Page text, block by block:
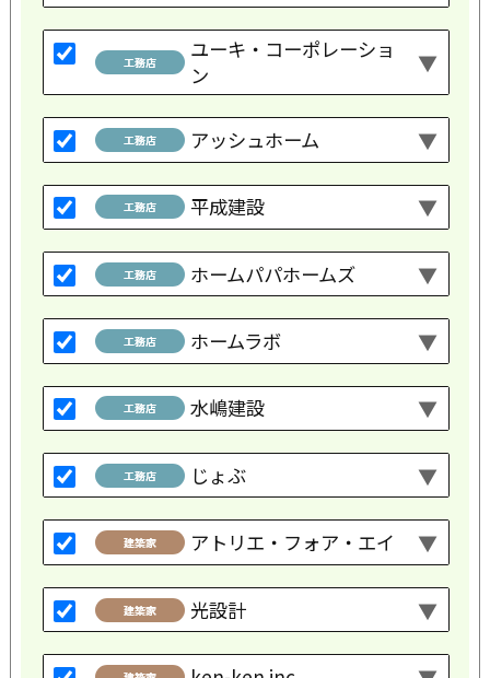
ユーキ・コーポレーショ
ン
アッシュホーム
平成建設
ホームパパホームズ
ホームラボ
水嶋建設
じょぶ
アトリエ・フォア・エイ
光設計